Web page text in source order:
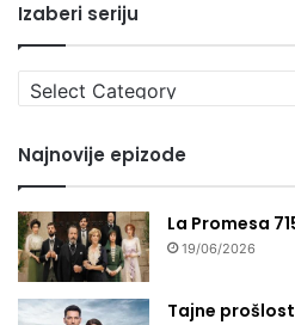
Izaberi seriju
Izaberi
seriju
Najnovije epizode
La Promesa
19/06/2026
Tajne